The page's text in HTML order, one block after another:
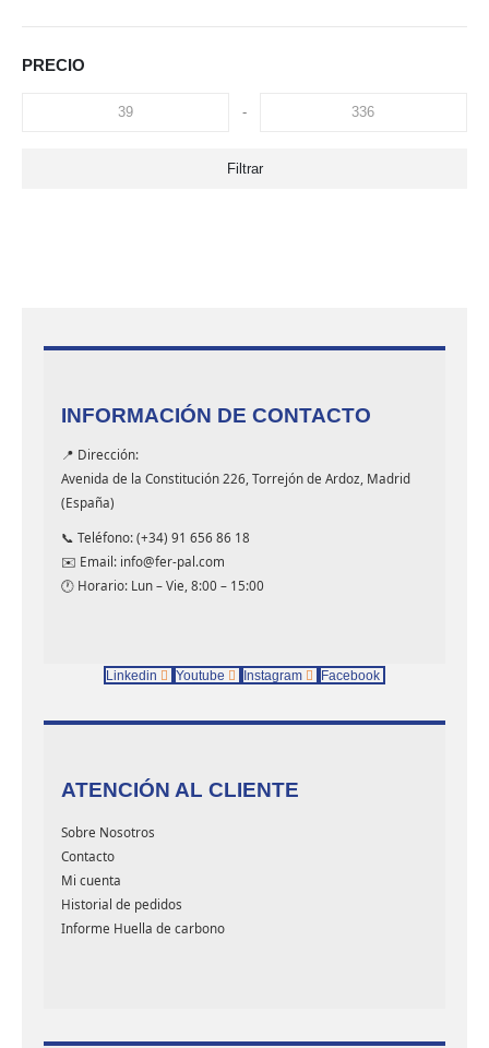
PRECIO
-
Filtrar
INFORMACIÓN DE CONTACTO
📍 Dirección:
Avenida de la Constitución 226, Torrejón de Ardoz, Madrid
(España)
📞 Teléfono: (+34) 91 656 86 18
✉️ Email: info@fer-pal.com
🕐 Horario: Lun – Vie, 8:00 – 15:00
Linkedin Youtube Instagram Facebook
ATENCIÓN AL CLIENTE
Sobre Nosotros
Contacto
Mi cuenta
Historial de pedidos
Informe Huella de carbono